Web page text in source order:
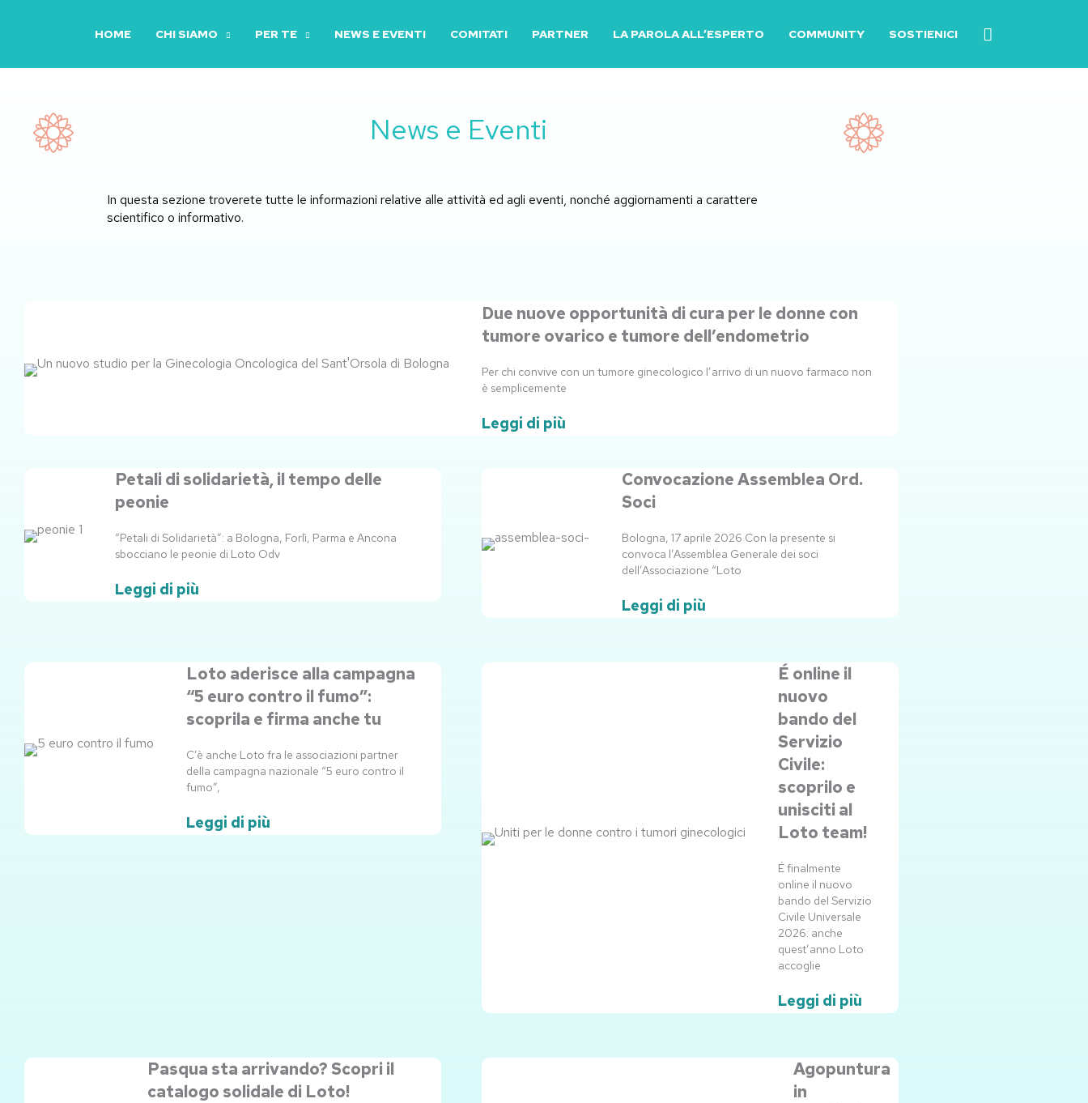
HOME CHI SIAMO PER TE NEWS E EVENTI COMITATI PARTNER LA PAROLA ALL’ESPERTO COMMUNITY SOSTIENICI
News e Eventi
In questa sezione troverete tutte le informazioni relative alle attività ed agli eventi, nonché aggiornamenti a carattere
scientifico o informativo.
Due nuove opportunità di cura per le donne con
tumore ovarico e tumore dell’endometrio
Per chi convive con un tumore ginecologico l’arrivo di un nuovo farmaco non
è semplicemente
Leggi di più
Petali di solidarietà, il tempo delle
peonie
“Petali di Solidarietà”: a Bologna, Forlì, Parma e Ancona
sbocciano le peonie di Loto Odv
Leggi di più
Convocazione Assemblea Ord.
Soci
Bologna, 17 aprile 2026 Con la presente si
convoca l’Assemblea Generale dei soci
dell’Associazione “Loto
Leggi di più
Loto aderisce alla campagna
“5 euro contro il fumo”:
scoprila e firma anche tu
C’è anche Loto fra le associazioni partner
della campagna nazionale “5 euro contro il
fumo”,
Leggi di più
É online il
nuovo
bando del
Servizio
Civile:
scoprilo e
unisciti al
Loto team!
É finalmente
online il nuovo
bando del Servizio
Civile Universale
2026: anche
quest’anno Loto
accoglie
Leggi di più
Pasqua sta arrivando? Scopri il
catalogo solidale di Loto!
Agopuntura
in